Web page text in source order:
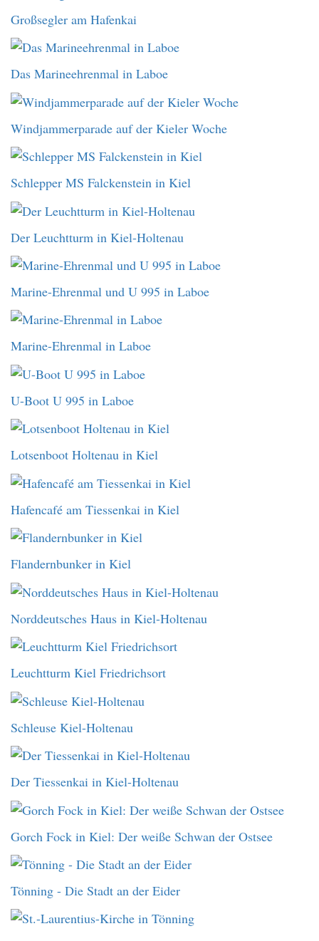
Großsegler am Hafenkai
Das Marineehrenmal in Laboe
Windjammerparade auf der Kieler Woche
Schlepper MS Falckenstein in Kiel
Der Leuchtturm in Kiel-Holtenau
Marine-Ehrenmal und U 995 in Laboe
Marine-Ehrenmal in Laboe
U-Boot U 995 in Laboe
Lotsenboot Holtenau in Kiel
Hafencafé am Tiessenkai in Kiel
Flandernbunker in Kiel
Norddeutsches Haus in Kiel-Holtenau
Leuchtturm Kiel Friedrichsort
Schleuse Kiel-Holtenau
Der Tiessenkai in Kiel-Holtenau
Gorch Fock in Kiel: Der weiße Schwan der Ostsee
Tönning - Die Stadt an der Eider